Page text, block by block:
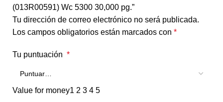
(013R00591) Wc 5300 30,000 pg.”
Tu dirección de correo electrónico no será publicada.
Los campos obligatorios están marcados con *
Tu puntuación *
Value for money1 2 3 4 5